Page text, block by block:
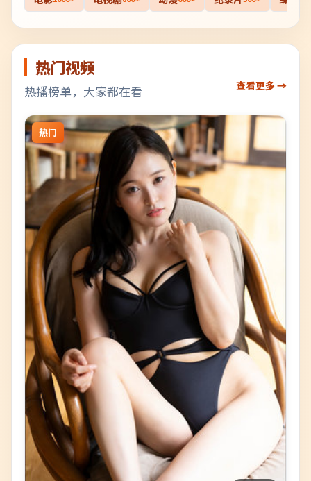
热门视频
热播榜单，大家都在看 查看更多 →
热门